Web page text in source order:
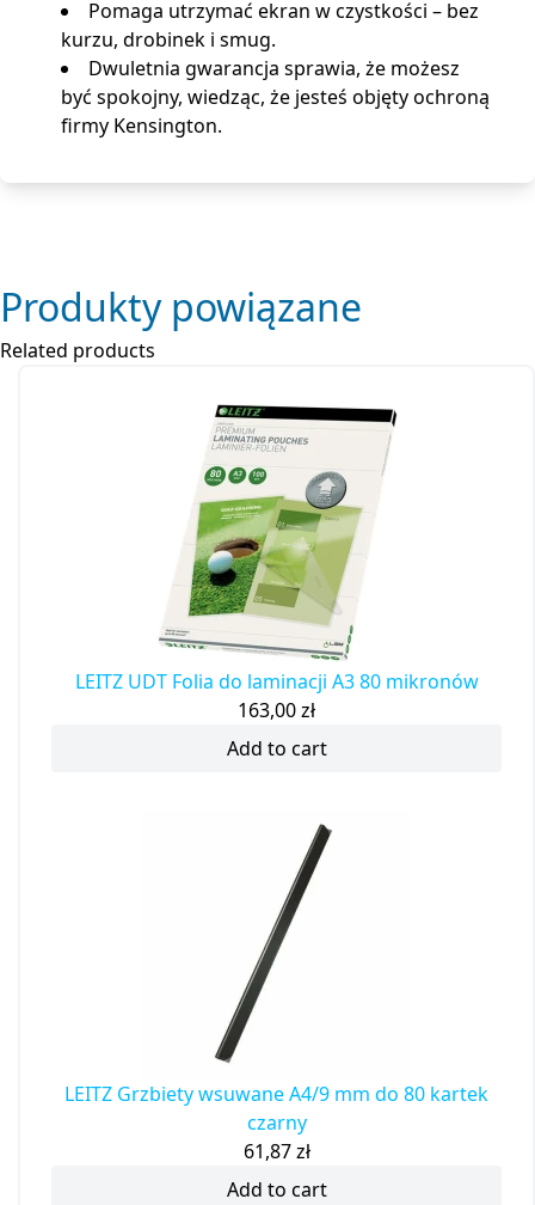
Pomaga utrzymać ekran w czystkości – bez
kurzu, drobinek i smug.
Dwuletnia gwarancja sprawia, że ​​możesz
być spokojny, wiedząc, że jesteś objęty ochroną
firmy Kensington.
Produkty powiązane
Related products
LEITZ UDT Folia do laminacji A3 80 mikronów
163,00zł
Add to cart
LEITZ Grzbiety wsuwane A4/9 mm do 80 kartek
czarny
61,87zł
Add to cart